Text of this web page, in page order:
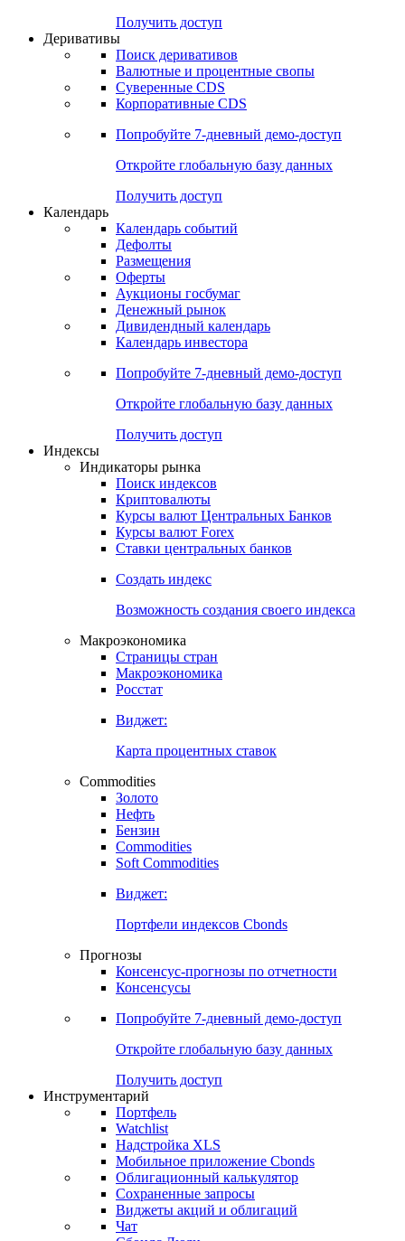
Попробуйте7-дневный
Откройте глобальную базу данных
Получить доступ
Деривативы
Валютные и процентные свопы
Корпоративные CDS
Попробуйте7-дневный
Откройте глобальную базу данных
Получить доступ
Календарь
Календарь событий
Дефолты
Размещения
Оферты
Денежный рынок
Календарь инвестора
Попробуйте7-дневный
Откройте глобальную базу данных
Получить доступ
Индикаторы рынка
Поиск индексов
Курсы валют Центральных Банков
Ставки центральных банков
Создать индекс
Возможность создания своего индекса
Страницы стран
Росстат
Виджет:
Карта процентных ставок
Commodities
Золото
Бензин
Soft Commodities
Виджет:
Портфели индексов Cbonds
Прогнозы
Консенсусы
Попробуйте7-дневный
Откройте глобальную базу данных
Получить доступ
Инструментарий
Портфель
Watchlist
Надстройка XLS
Мобильное приложение Cbonds